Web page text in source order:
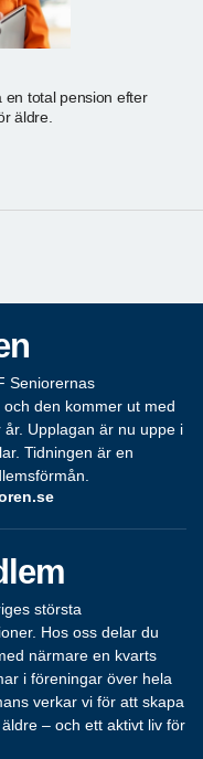
en total pension efter
äldre.
Seniorernas
den kommer ut med
år. Upplagan är nu uppe i
Tidningen är en
största
Hos oss delar du
närmare en kvarts
i föreningar över hela
verkar vi för att skapa
– och ett aktivt liv för